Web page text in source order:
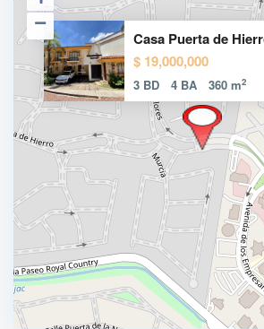
Casa Puerta de
$ 19,000,000
3 BD 4 BA 360 m2